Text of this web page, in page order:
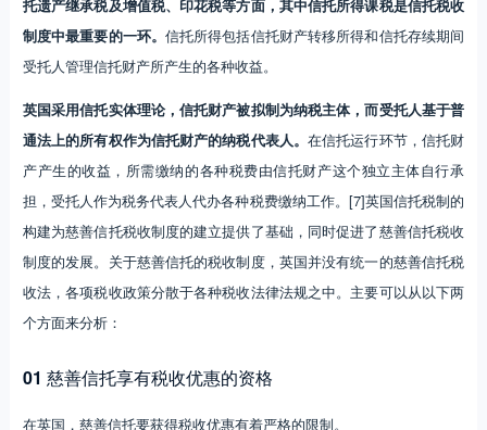
托遗产继承税及增值税、印花税等方面，其中信托所得课税是信托税收
制度中最重要的一环。 信托所得包括信托财产转移所得和信托存续期间
受托人管理信托财产所产生的各种收益。
英国采用信托实体理论，信托财产被拟制为纳税主体，而受托人基于普
通法上的所有权作为信托财产的纳税代表人。在信托运行环节，信托财
产产生的收益，所需缴纳的各种税费由信托财产这个独立主体自行承
担，受托人作为税务代表人代办各种税费缴纳工作。[7]英国信托税制的
构建为慈善信托税收制度的建立提供了基础，同时促进了慈善信托税收
制度的发展。关于慈善信托的税收制度，英国并没有统一的慈善信托税
收法，各项税收政策分散于各种税收法律法规之中。主要可以从以下两
个方面来分析：
01 慈善信托享有税收优惠的资格
在英国，慈善信托要获得税收优惠有着严格的限制。